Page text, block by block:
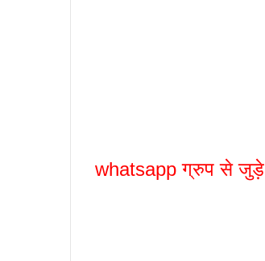
whatsapp ग्रुप से जुड़े